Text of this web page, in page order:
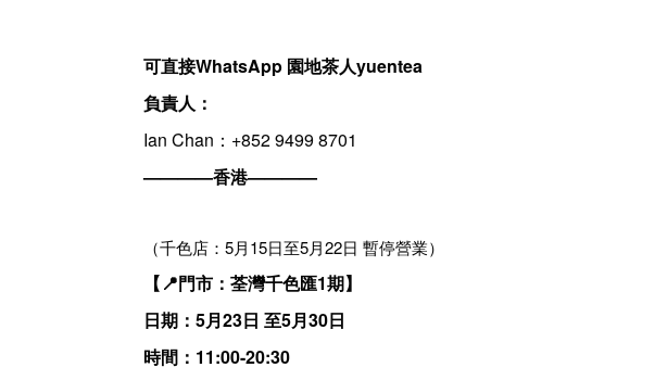
可直接WhatsApp 園地茶人yuentea
負責人：
Ian Chan：+852 9499 8701
————香港————
（千色店：5月15日至5月22日 暫停營業）
【📍門市：荃灣千色匯1期】
日期：5月23日 至5月30日
時間：11:00-20:30